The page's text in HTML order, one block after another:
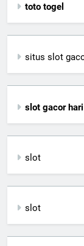
toto togel
situs slot
slot gacor
slot
slot